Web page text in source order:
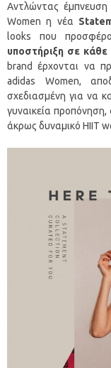
Αντλώντας
Women η νέα
looks που
υποστήριξη σε
brand έρχονται να
adidas Women,
σχεδιασμένη για να
γυναικεία
άκρως δυναμικό HIIT